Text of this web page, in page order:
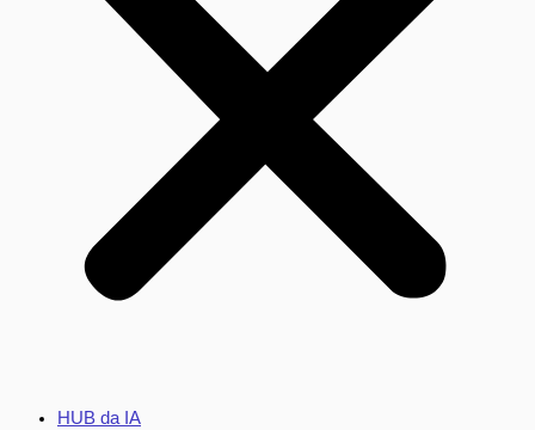
HUB da IA